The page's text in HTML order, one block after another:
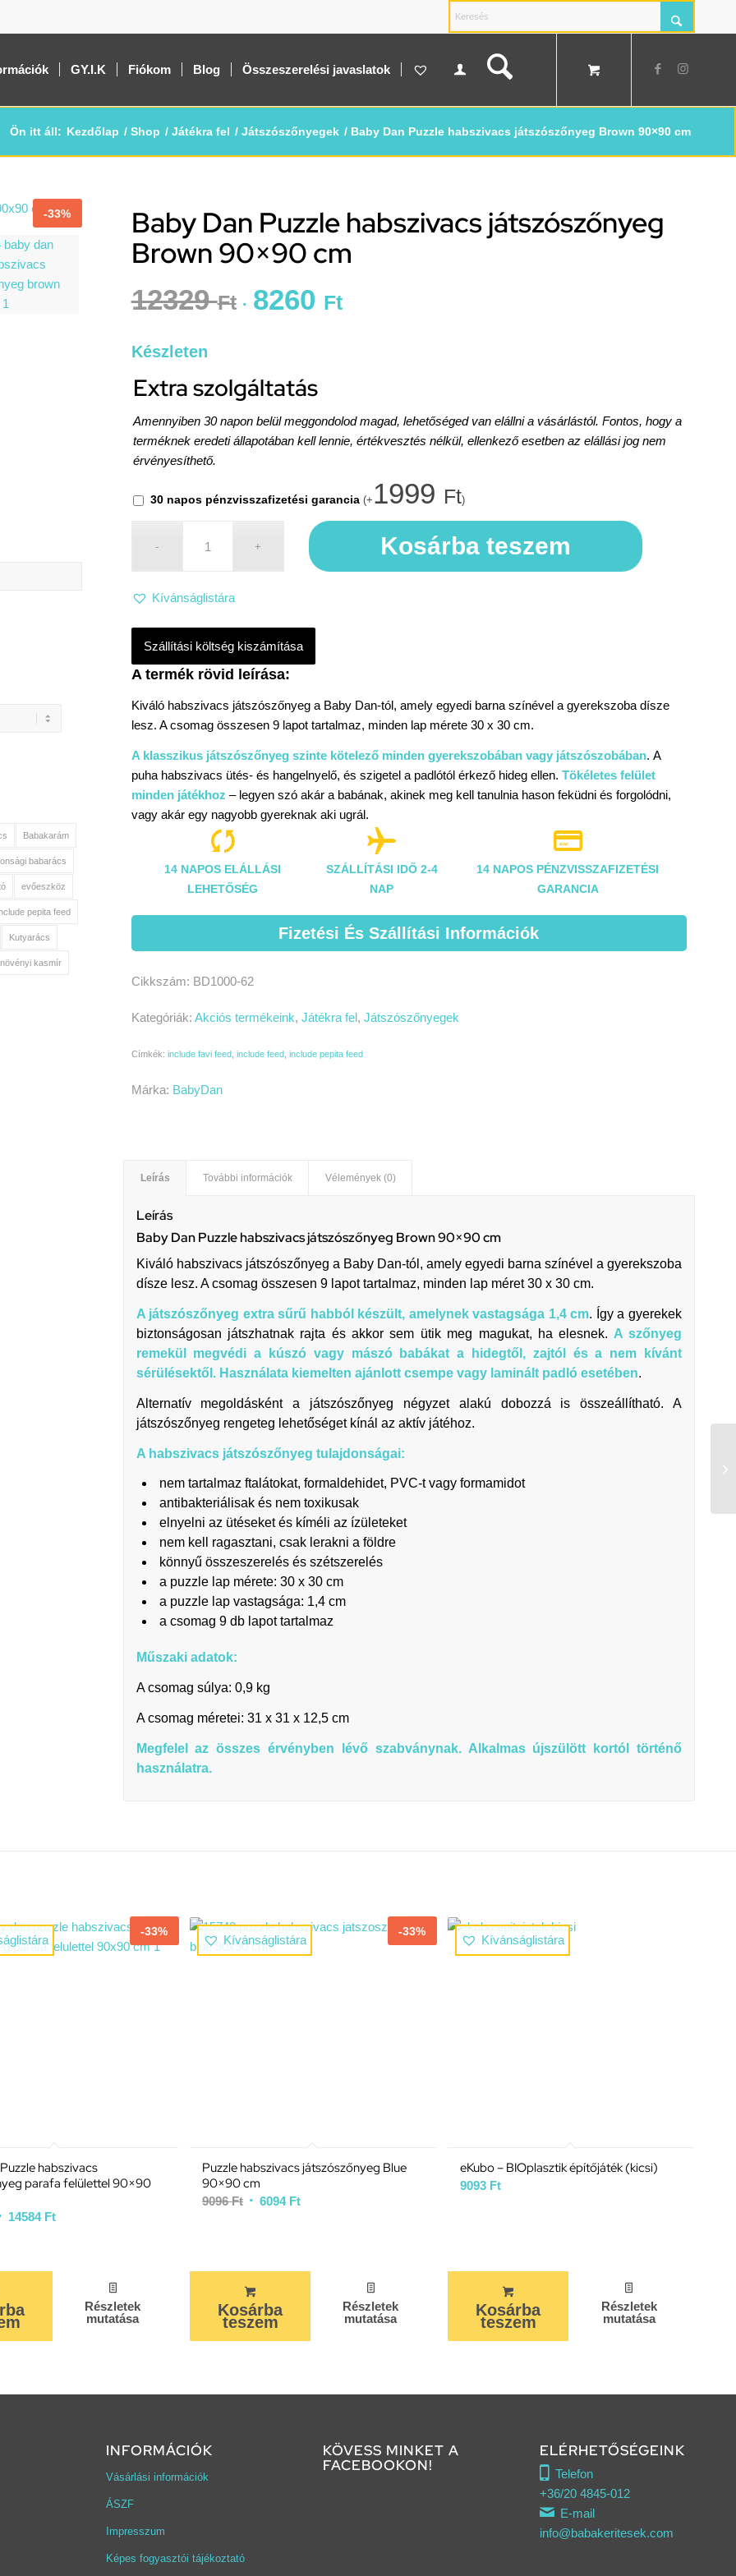
GY.I.K Fiókom Blog Összeszerelési javaslatok
Ön itt áll: Kezdőlap / Shop / Játékra fel / Játszószőnyegek / Baby Dan Puzzle habszivacs játszószőnyeg Brown 90×90 cm
-33%
Babakarám
babarács
evőeszköz
pepita feed
Kutyarács
növényi kasmír
Baby Dan Puzzle habszivacs játszószőnyeg
Brown 90×90 cm
12329Ft 8260 Ft
Kiváló habszivacs játszószőnyeg a Baby Dan-tól, amely egyedi barna színével a gyerekszoba dísze
lesz. A csomag összesen 9 lapot tartalmaz, minden lap mérete 30 x 30 cm.
A klasszikus játszószőnyeg szinte kötelező minden gyerekszobában vagy játszószobában. A
puha habszivacs ütés- és hangelnyelő, és szigetel a padlótól érkező hideg ellen. Tökéletes felület
minden játékhoz – legyen szó akár a babának, akinek meg kell tanulnia hason feküdni és forgolódni,
vagy akár egy nagyobb gyereknak aki ugrál.
Készleten
Extra szolgáltatás
Amennyiben 30 napon belül meggondolod magad, lehetőséged van elállni a vásárlástól. Fontos, hogy a
terméknek eredeti állapotában kell lennie, értékvesztés nélkül, ellenkező esetben az elállási jog nem
érvényesíthető.
30 napos pénzvisszafizetési garancia (+ 1999 Ft)
Kosárba teszem
Kívánságlistára
Szállítási költség kiszámítása

14 NAPOS ELÁLLÁSI
LEHETŐSÉG

SZÁLLÍTÁSI IDŐ 2-4
NAP

14 NAPOS PÉNZVISSZAFIZETÉSI
GARANCIA
Fizetési És Szállítási Információk
Cikkszám: BD1000-62
Kategóriák: Akciós termékeink, Játékra fel, Játszószőnyegek
Címkék: include favi feed, include feed, include pepita feed
Márka: BabyDan
Leírás További információk Vélemények (0)
Leírás
Baby Dan Puzzle habszivacs játszószőnyeg Brown 90×90 cm
Kiváló habszivacs játszószőnyeg a Baby Dan-tól, amely egyedi barna színével a gyerekszoba
dísze lesz. A csomag összesen 9 lapot tartalmaz, minden lap méret 30 x 30 cm.
A játszószőnyeg extra sűrű habból készült, amelynek vastagsága 1,4 cm. Így a gyerekek
biztonságosan játszhatnak rajta és akkor sem ütik meg magukat, ha elesnek. A szőnyeg
remekül megvédi a kúszó vagy mászó babákat a hidegtől, zajtól és a nem kívánt
sérülésektől. Használata kiemelten ajánlott csempe vagy laminált padló esetében.
Alternatív megoldásként a játszószőnyeg négyzet alakú dobozzá is összeállítható. A
játszószőnyeg rengeteg lehetőséget kínál az aktív játéhoz.
A habszivacs játszószőnyeg tulajdonságai:
nem tartalmaz ftalátokat, formaldehidet, PVC-t vagy formamidot
antibakteriálisak és nem toxikusak
elnyelni az ütéseket és kíméli az ízületeket
nem kell ragasztani, csak lerakni a földre
könnyű összeszerelés és szétszerelés
a puzzle lap mérete: 30 x 30 cm
a puzzle lap vastagsága: 1,4 cm
a csomag 9 db lapot tartalmaz
Műszaki adatok:
A csomag súlya: 0,9 kg
A csomag méretei: 31 x 31 x 12,5 cm
Megfelel az összes érvényben lévő szabványnak. Alkalmas újszülött kortól történő
használatra.
-33%
habszivacs
parafa felülettel 90×90
14584 Ft
Részletek
mutatása
Kívánságlistára
-33%
Puzzle habszivacs játszószőnyeg Blue
90×90 cm
9096Ft 6094 Ft
Kosárba
teszem
Részletek
mutatása
Kívánságlistára
eKubo – BIOplasztik építőjáték (kicsi)
9093 Ft
Kosárba
teszem
Részletek
mutatása
INFORMÁCIÓK
Vásárlási információk
ÁSZF
Impresszum
Képes fogyasztói tájékoztató
KÖVESS MINKET A
FACEBOOKON!
ELÉRHETŐSÉGEINK
Telefon
+36/20 4845-012
E-mail
info@babakeritesek.com